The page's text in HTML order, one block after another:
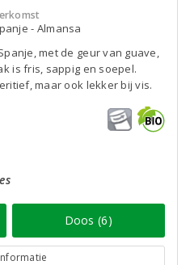
- Almansa
met de geur van guave,
is fris, sappig en soepel.
maar ook lekker bij vis.
Doos (6)